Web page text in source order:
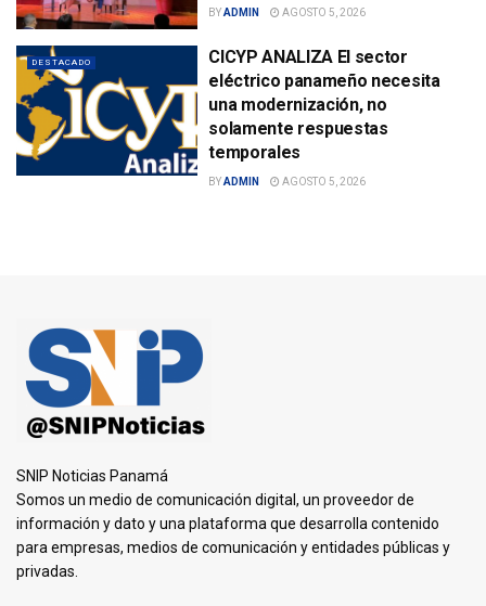
BYADMIN AGOSTO 5, 2026
DESTACADO
CICYP ANALIZA El sector
eléctrico panameño necesita
una modernización, no
solamente respuestas
temporales
BYADMIN AGOSTO 5, 2026
SNIP Noticias Panamá
Somos un medio de comunicación digital, un proveedor de
información y dato y una plataforma que desarrolla contenido
para empresas, medios de comunicación y entidades públicas y
privadas.